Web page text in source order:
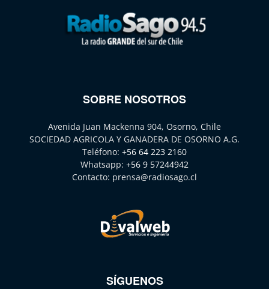
SOBRE NOSOTROS
Avenida Juan Mackenna 904, Osorno, Chile
SOCIEDAD AGRICOLA Y GANADERA DE OSORNO A.G.
Teléfono: +56 64 223 2160
Whatsapp: +56 9 57244942
Contacto: prensa@radiosago.cl
SÍGUENOS